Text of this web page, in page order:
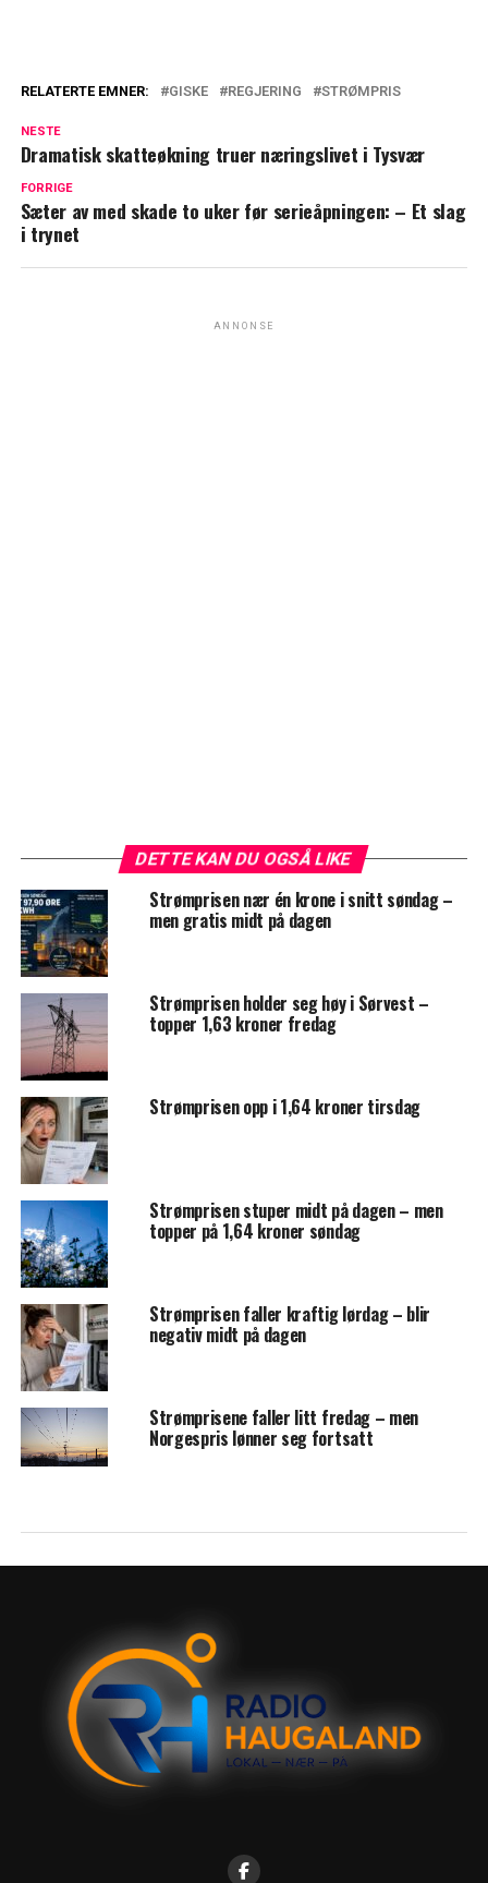
RELATERTE EMNER: GISKE REGJERING STRØMPRIS
NESTE
Dramatisk skatteøkning truer næringslivet i Tysvær
FORRIGE
Sæter av med skade to uker før serieåpningen: – Et slag
i trynet
ANNONSE
DETTE KAN DU OGSÅ LIKE
Strømprisen nær én krone i snitt søndag –
men gratis midt på dagen
Strømprisen holder seg høy i Sørvest –
topper 1,63 kroner fredag
Strømprisen opp i 1,64 kroner tirsdag
Strømprisen stuper midt på dagen – men
topper på 1,64 kroner søndag
Strømprisen faller kraftig lørdag – blir
negativ midt på dagen
Strømprisene faller litt fredag – men
Norgespris lønner seg fortsatt